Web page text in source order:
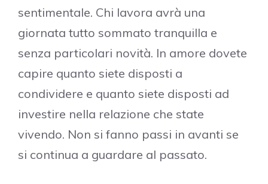
sentimentale. Chi lavora avrà una
giornata tutto sommato tranquilla e
senza particolari novità. In amore dovete
capire quanto siete disposti a
condividere e quanto siete disposti ad
investire nella relazione che state
vivendo. Non si fanno passi in avanti se
si continua a guardare al passato.